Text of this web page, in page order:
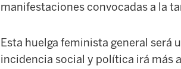
manifestaciones convocadas a la
Esta huelga feminista general será
incidencia social y política irá más